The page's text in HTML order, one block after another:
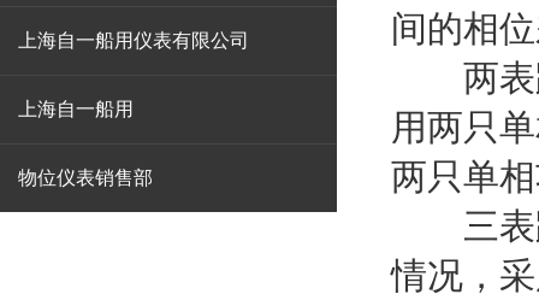
上海自一船用仪表有限公司
上海自一船用
物位仪表销售部
间的相
两表跨
用两只
两只单
三表跨
情况，